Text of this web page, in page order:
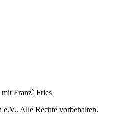
Franz` Fries
Alle Rechte vorbehalten.